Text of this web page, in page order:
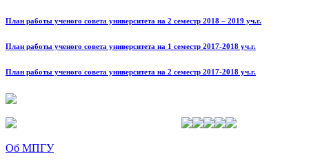
План работы ученого совета университета на 2 семестр 2018 – 2019 уч.г.
План работы ученого совета университета на 1 семестр 2017-2018 уч.г.
План работы ученого совета университета на 2 семестр 2017-2018 уч.г.
Об МПГУ